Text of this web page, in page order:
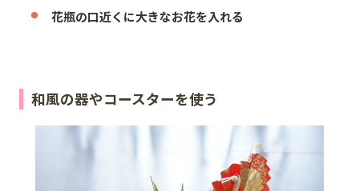
花瓶の口近くに大きなお花を入れる
和風の器やコースターを使う